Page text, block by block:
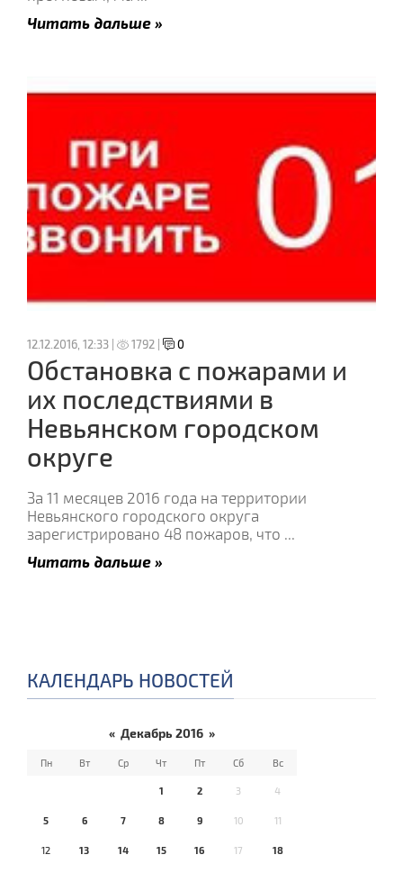
Читать дальше »
12.12.2016, 12:33 | 1792 | 0
Обстановка с пожарами и
их последствиями в
Невьянском городском
округе
За 11 месяцев 2016 года на территории
Невьянского городского округа
зарегистрировано 48 пожаров, что ...
Читать дальше »
КАЛЕНДАРЬ НОВОСТЕЙ
« Декабрь 2016 »
Пн Вт Ср Чт Пт Сб Вс
1 2 3 4
5 6 7 8 9 10 11
12 13 14 15 16 17 18